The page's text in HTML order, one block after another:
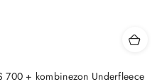
700 + kombinezon Underfleece